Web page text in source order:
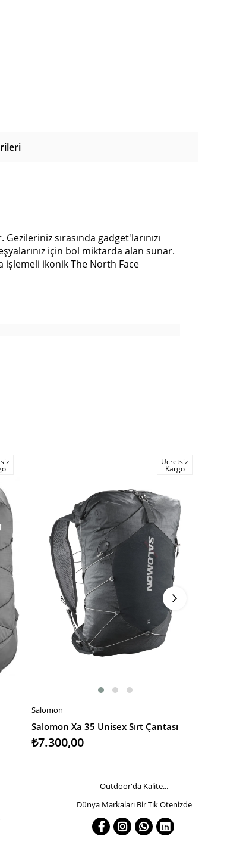
sırasında gadget'larınızı
için bol miktarda alan sunar.
işlemeli ikonik The North Face
SEPETE EKLE
Ücretsiz
Kargo
Salomon
Salomon Xa 35 Unisex Sırt Çantası
₺7.300,00
Outdoor'da Kalite...
Dünya Markaları Bir Tık Ötenizde